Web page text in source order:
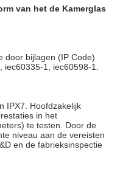
van het de Kamerglas
door bijlagen (IP Code)
1, iec60598-1.
IPX7. Hoofdzakelijk
in het
te testen. Door de
niveau aan de vereisten
en de fabrieksinspectie